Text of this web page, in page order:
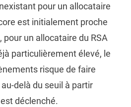
pour un allocataire
est initialement proche
pour un allocataire du RSA
particulièrement élevé, le
risque de faire
delà du seuil à partir
déclenché.